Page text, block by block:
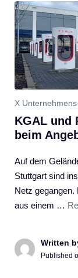
X
KGAL und
beim
Auf dem
Stuttgart sind
Netz
aus einem …
Written
Published